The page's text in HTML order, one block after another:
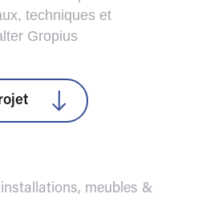
techniques et
Gropius
installations, meubles &